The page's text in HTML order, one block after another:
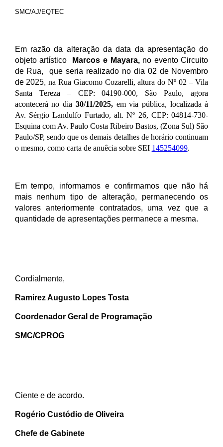
SMC/AJ/EQTEC
Em razão da alteração da data da apresentação do
objeto artístico
Marcos e Mayara, no evento Circuito
de Rua,
que seria realizado no dia 02
de 2025, na Rua Giacomo Cozarelli, altura do Nº 02 – Vila
Santa Tereza – CEP: 04190-000, São Paulo, agora
acontecerá no dia 30/11/2025,em via pública, localizada à
Av. Sérgio Landulfo Furtado, alt. Nº 26, CEP: 04814-730-
Esquina com Av. Paulo Costa Ribeiro Bastos, (Zona Sul) São
Paulo/SP, sendo que os demais detalhes de horário continuam
o mesmo, como carta de anuêcia sobre SEI 145254099.
Em tempo, informamos e confirmamos que não há
mais nenhum tipo de alteração, permanecendo os
valores anteriormente contratados, uma vez que a
quantidade de apresentações permanece a mesma.
Cordialmente,
Ramirez Augusto Lopes Tosta
Coordenador Geral de Programação
SMC/CPROG
Ciente e de acordo.
Rogério Custódio de Oliveira
Chefe de Gabinete